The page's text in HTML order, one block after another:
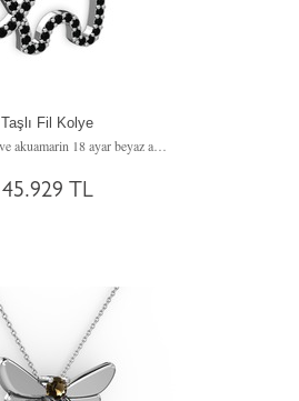
Taşlı Fil Kolye
Siyah zirkon ve akuamarin 18 ayar beyaz altın kolye (40 cm rose altın rolo zincir)
45.929 TL